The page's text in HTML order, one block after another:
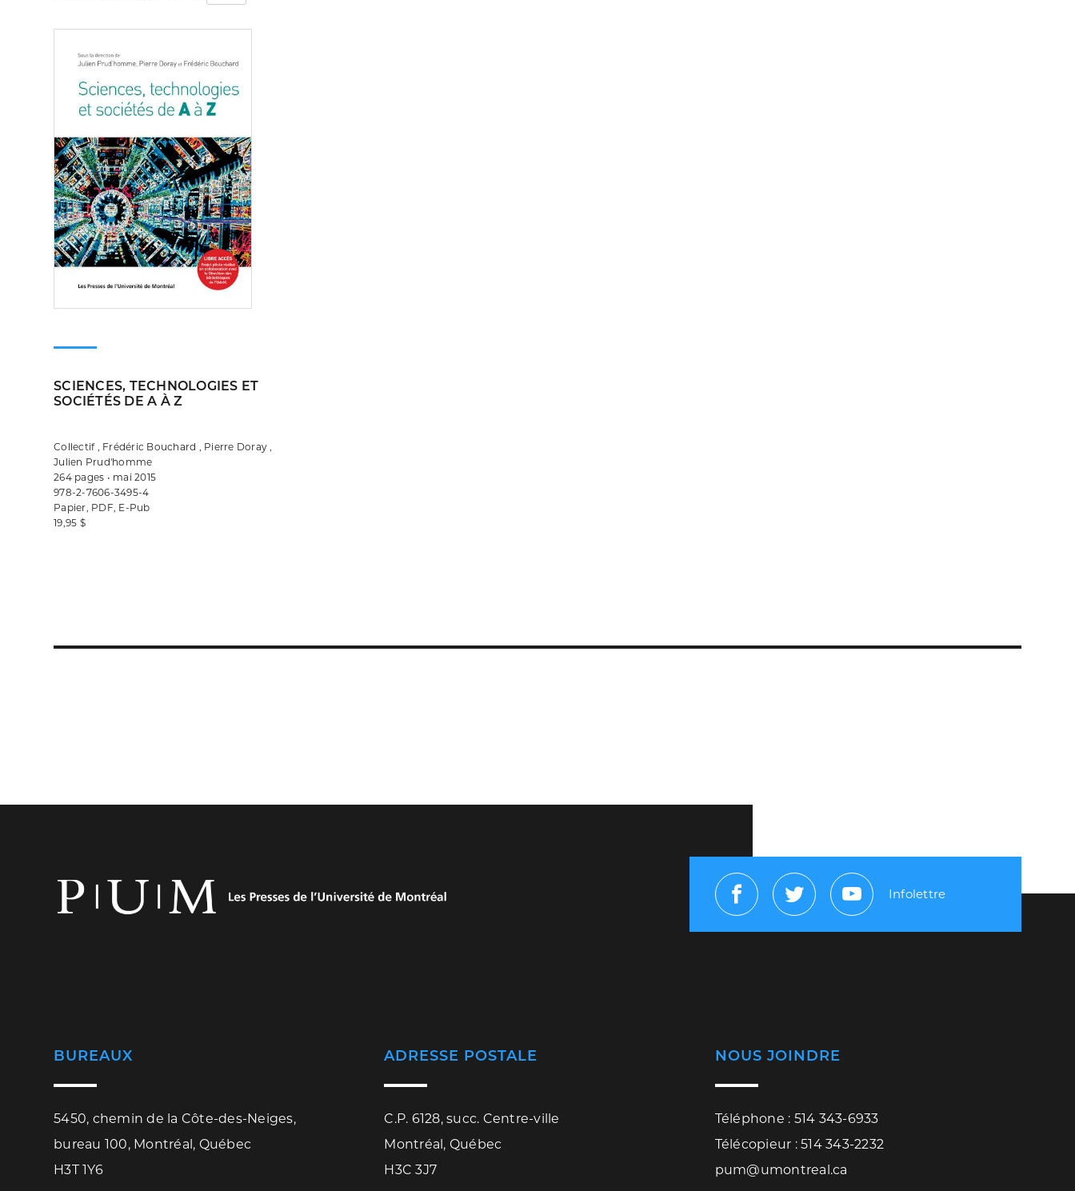
SCIENCES, TECHNOLOGIES ET
SOCIÉTÉS DE A À Z
Collectif , Frédéric Bouchard , Pierre Doray ,
Julien Prud'homme
264 pages • mai 2015
978-2-7606-3495-4
Papier, PDF, E-Pub
19,95 $
FacebookTwitterYoutube
Infolettre
BUREAUX
5450, chemin de la Côte-des-Neiges,
bureau 100, Montréal, Québec
H3T 1Y6
ADRESSE POSTALE
C.P. 6128, succ. Centre-ville
Montréal, Québec
H3C 3J7
NOUS JOINDRE
Téléphone : 514 343-6933
Télécopieur : 514 343-2232
pum@umontreal.ca